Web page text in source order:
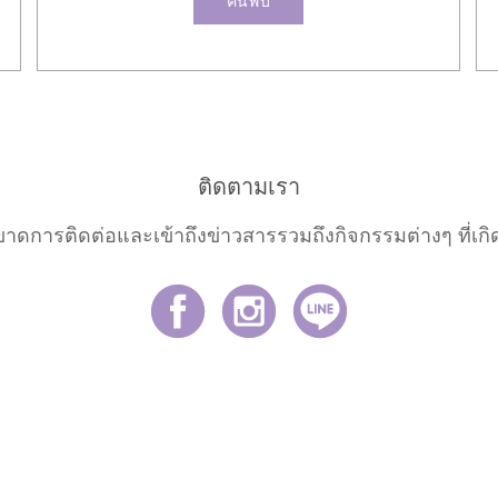
ติดตามเรา
าดการติดต่อและเข้าถึงข่าวสารรวมถึงกิจกรรมต่างๆ ที่เ